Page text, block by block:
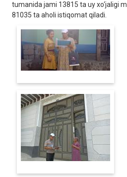
tumanida jami 13815 ta uy xo‘jaligi
81035 ta aholi istiqomat qiladi.